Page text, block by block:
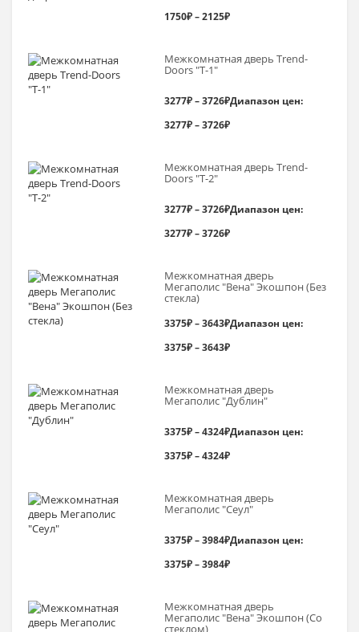
1750₽ – 2125₽
Межкомнатная дверь Trend-
Doоrs "Т-1"
3277₽–3726₽Диапазон цен:
3277₽ – 3726₽
Межкомнатная дверь Trend-
Doоrs "Т-2"
3277₽–3726₽Диапазон цен:
3277₽ – 3726₽
Межкомнатная дверь
Мегаполис "Вена" Экошпон (Без
стекла)
3375₽–3643₽Диапазон цен:
3375₽ – 3643₽
Межкомнатная дверь
Мегаполис "Дублин"
3375₽–4324₽Диапазон цен:
3375₽ – 4324₽
Межкомнатная дверь
Мегаполис "Сеул"
3375₽–3984₽Диапазон цен:
3375₽ – 3984₽
Межкомнатная дверь
Мегаполис "Вена" Экошпон (Со
стеклом)